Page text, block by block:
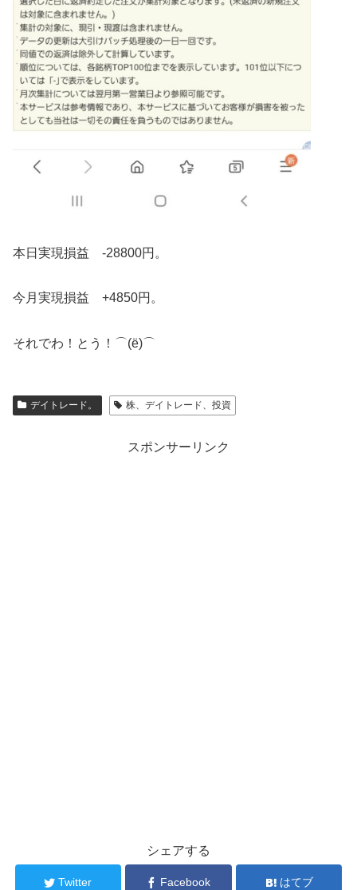
本日実現損益 -28800円。
今月実現損益 +4850円。
それでわ！とう！⌒(ё)⌒
デイトレード。 株、デイトレード、投資
スポンサーリンク
シェアする
Twitter Facebook はてブ